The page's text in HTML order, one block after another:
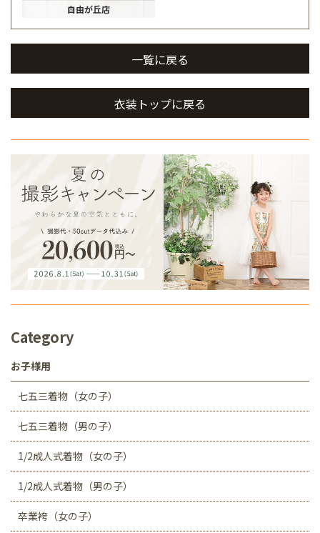
自由が丘店
一覧に戻る
衣装トップに戻る
Category
お子様用
七五三着物（女の子）
七五三着物（男の子）
1/2成人式着物（女の子）
1/2成人式着物（男の子）
卒業袴（女の子）